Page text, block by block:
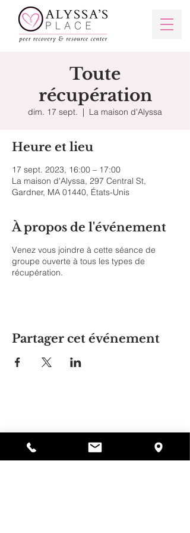
Toute
récupération
dim. 17 sept.
  |
La maison d'Alyssa
Heure et lieu
17 sept. 2023, 16:00 – 17:00
La maison d'Alyssa, 297 Central St,
Gardner, MA 01440, États-Unis
À propos de l'événement
Venez vous joindre à cette séance de
groupe ouverte à tous les types de
récupération.
Partager cet événement
01440
978-364-0920